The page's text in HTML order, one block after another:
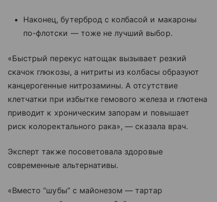
Наконец, бутерброд с колбасой и макароны
по-флотски — тоже не лучший выбор.
«Быстрый перекус натощак вызывает резкий
скачок глюкозы, а нитриты из колбасы образуют
канцерогенные нитрозамины. А отсутствие
клетчатки при избытке гемового железа и глютена
приводит к хроническим запорам и повышает
риск колоректального рака», — сказала врач.
Эксперт также посоветовала здоровые
современные альтернативы.
«Вместо “шубы” с майонезом — тартар